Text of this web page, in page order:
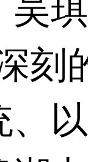
吴
刻
、